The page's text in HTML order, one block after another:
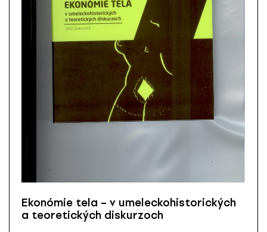
Ekonómie tela – v umeleckohistorických
a teoretických diskurzoch